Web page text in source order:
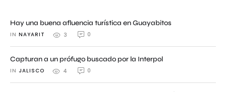
Hay una buena afluencia turística en Guayabitos
IN NAYARIT 3 0
Capturan a un prófugo buscado por la Interpol
IN JALISCO 4 0